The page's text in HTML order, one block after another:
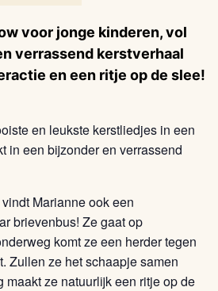
voor jonge kinderen, vol
verrassend kerstverhaal
en een ritje op de slee!
en leukste kerstliedjes in een
in een bijzonder en verrassend
Marianne ook een
brievenbus! Ze gaat op
komt ze een herder tegen
Zullen ze het schaapje samen
maakt ze natuurlijk een ritje op de